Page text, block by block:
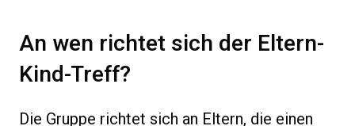
An wen richtet sich der Eltern-
Kind-Treff?
Die Gruppe richtet sich an Eltern, die einen